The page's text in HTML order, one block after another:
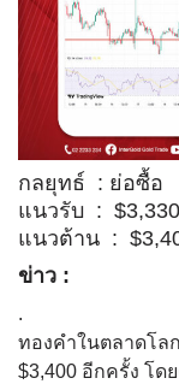
กลยุทธ์ : ย่อซื้อ
แนวรับ :
แนวต้าน :
ข่าว :
.
ทองคำในตลาดโล
$3,400 อีกครั้ง โด